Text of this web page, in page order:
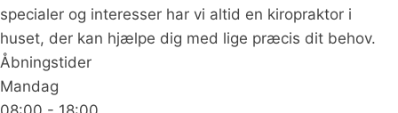
specialer og interesser har vi altid en kiropraktor i
huset, der kan hjælpe dig med lige præcis dit behov.
Åbningstider
Mandag